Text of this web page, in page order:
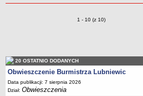
Transmisja z obrad sesji
Zadania i uprawnienia
Skład Rady Miejskiej
Zmiany o pozycjach
1 - 10 (z 10)
20 OSTATNIO DODANYCH
Obwieszczenie Burmistrza Lubniewic
Data publikacji: 7 sierpnia 2026
Dział:Obwieszczenia